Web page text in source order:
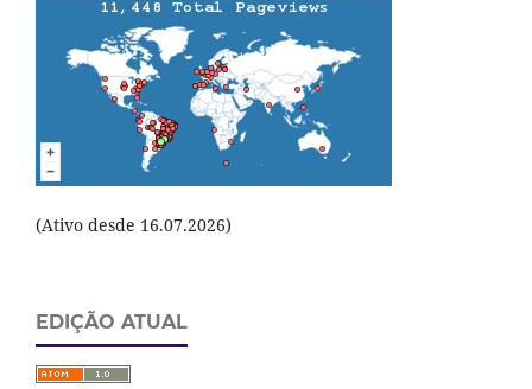
(Ativo desde 16.07.2026)
EDIÇÃO ATUAL